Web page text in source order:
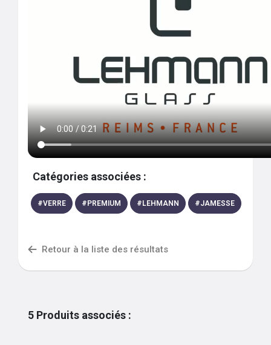
Catégories associées :
#VERRE # PREMIUM # LEHMANN #JAMESSE
Retour à la liste des résultats
5 Produits associés :